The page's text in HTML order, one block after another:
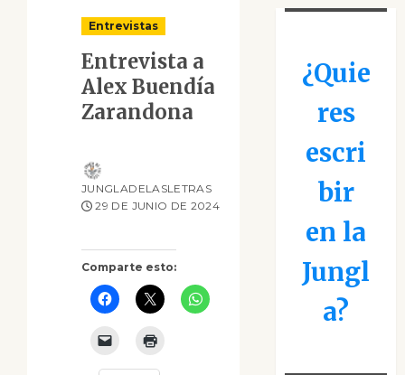
Entrevistas
Entrevista a
Alex Buendía
Zarandona
Comparte esto:
JUNGLADELASLETRAS
29 DE JUNIO DE 2024
¿Quie
res
escri
bir
en la
Jungl
a?